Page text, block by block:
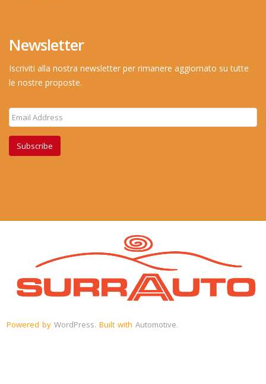
Newsletter
Iscriviti alla nostra newsletter per rimanere aggiornato su tutte
le nostre proposte.
Subscribe
Powered by WordPress. Built with Automotive.